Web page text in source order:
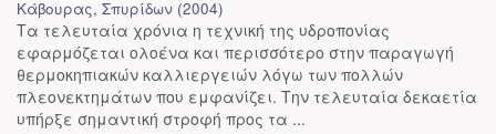
Κάβουρας, Σπυρίδων (2004)
Τα τελευταία χρόνια η τεχνική της υδροπονίας
εφαρμόζεται ολοένα και περισσότερο στην παραγωγή
θερμοκηπιακών καλλιεργειών λόγω των πολλών
πλεονεκτημάτων που εμφανίζει. Την τελευταία δεκαετία
υπήρξε σημαντική στροφή προς τα ...